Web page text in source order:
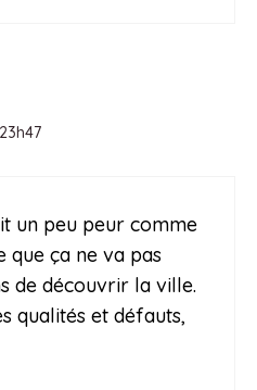
un peu peur comme
que ça ne va pas
de découvrir la ville.
qualités et défauts,